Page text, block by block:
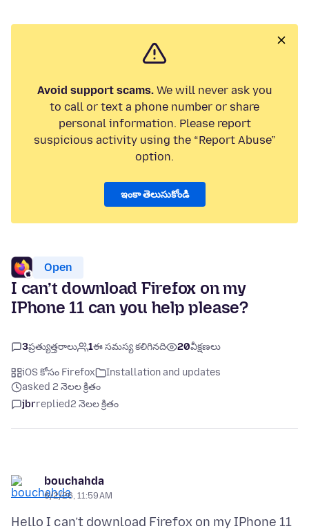
Avoid support scams.We will never ask you
to call or text a phone number or share
personal information. Please report
suspicious activity using the “Report Abuse”
option.
ఇంకా తెలుసుకోండి
Open
I can’t download Firefox on my
IPhone 11 can you help please?
3ప్రత్యుత్తరాలు 1ఈ సమస్య కలిగినది 20వీక్షణలు
iOS కోసం Firefox
Installation and updates
asked 2 నెలల క్రితం
jbrreplied2 నెలల క్రితం
bouchahda
6/2/26, 11:59 AM
Hello I can’t download Firefox on my IPhone 11